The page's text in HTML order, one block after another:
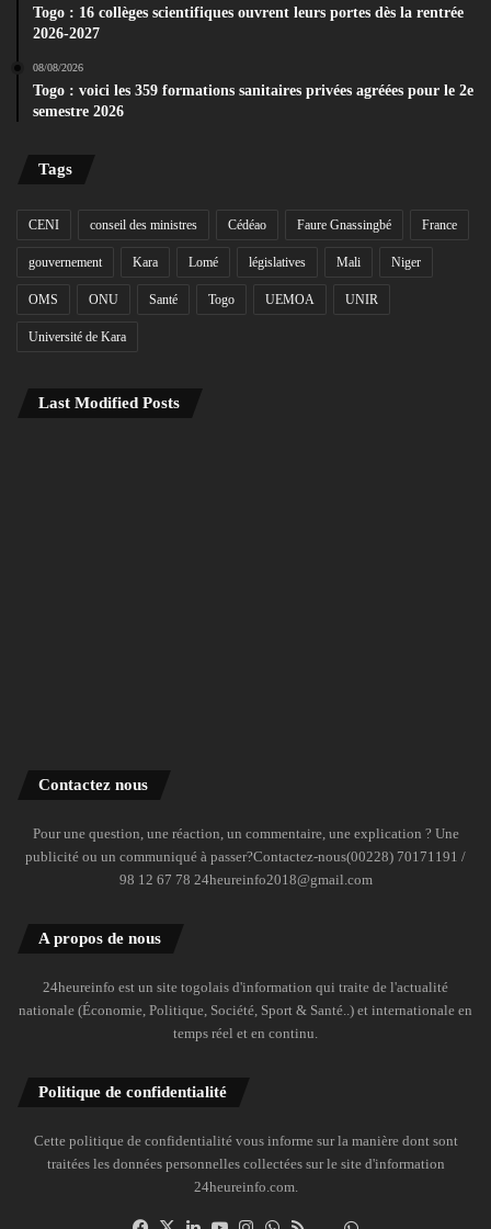
Togo : 16 collèges scientifiques ouvrent leurs portes dès la rentrée
2026-2027
08/08/2026
Togo : voici les 359 formations sanitaires privées agréées pour le 2e
semestre 2026
Tags
CENI conseil des ministres Cédéao Faure Gnassingbé France
gouvernement Kara Lomé législatives Mali Niger
OMS ONU Santé Togo UEMOA UNIR
Université de Kara
Last Modified Posts
Contactez nous
Pour une question, une réaction, un commentaire, une explication ? Une
publicité ou un communiqué à passer?Contactez-nous(00228) 70171191 /
98 12 67 78 24heureinfo2018@gmail.com
A propos de nous
24heureinfo est un site togolais d'information qui traite de l'actualité
nationale (Économie, Politique, Société, Sport & Santé..) et internationale en
temps réel et en continu.
Politique de confidentialité
Cette politique de confidentialité vous informe sur la manière dont sont
traitées les données personnelles collectées sur le site d'information
24heureinfo.com.